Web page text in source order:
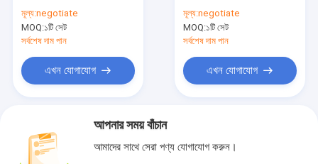
মূল্য:negotiate
MOQ:১টি সেট
সর্বশেষ দাম পান
এখন যোগাযোগ
মূল্য:negotiate
MOQ:১টি সেট
সর্বশেষ দাম পান
এখন যোগাযোগ
আপনার সময় বাঁচান
আমাদের সাথে সেরা পণ্য যোগাযোগ করুন।